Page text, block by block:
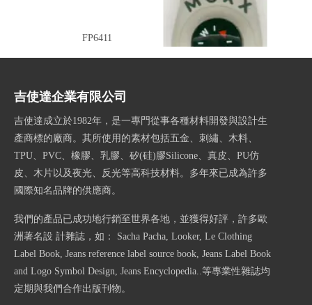
FP6411 FP4413
吉使達企業有限公司
吉使達成立於1982年，是一專門從事各種材料開發與設計生
產商標的廠商。其所使用的素材包括五金、刺繡、木料、
TPU、PVC、橡膠、乳膠、矽(硅)膠Silicone、真皮、PU仿
皮、木片以及夜光、反光等高科技材料。多年來已成為許多
國際知名品牌的供應商。
我們的產品已成功地行銷至世界各地，並獲得好評，許多歐
洲著名設 計雜誌，如： Sacha Pacha, Looker, Le Clothing
Label Book, Jeans reference label source book, Jeans Label Book
and Logo Symbol Design, Jeans Encyclopedia..等專業性雜誌均
定期與我們合作出版刊物。